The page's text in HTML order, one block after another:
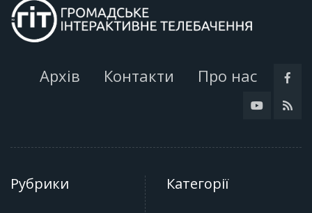
Архів Контакти Про нас
Рубрики Категорії